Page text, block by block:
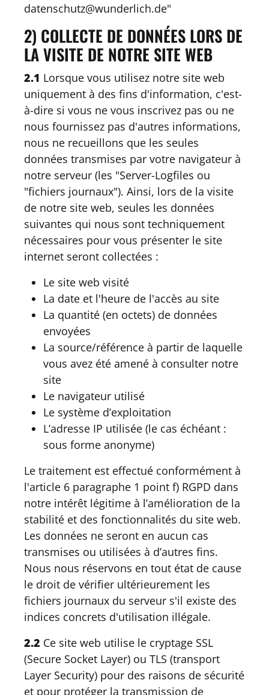
datenschutz@wunderlich.de"
2) COLLECTE DE DONNÉES LORS DE
LA VISITE DE NOTRE SITE WEB
2.1 Lorsque vous utilisez notre site web
uniquement à des fins d'information, c'est-
à-dire si vous ne vous inscrivez pas ou ne
nous fournissez pas d'autres informations,
nous ne recueillons que les seules
données transmises par votre navigateur à
notre serveur (les "Server-Logfiles ou
"fichiers journaux"). Ainsi, lors de la visite
de notre site web, seules les données
suivantes qui nous sont techniquement
nécessaires pour vous présenter le site
internet seront collectées :
Le site web visité
La date et l'heure de l'accès au site
La quantité (en octets) de données
envoyées
La source/référence à partir de laquelle
vous avez été amené à consulter notre
site
Le navigateur utilisé
Le système d’exploitation
L’adresse IP utilisée (le cas échéant :
sous forme anonyme)
Le traitement est effectué conformément à
l'article 6 paragraphe 1 point f) RGPD dans
notre intérêt légitime à l’amélioration de la
stabilité et des fonctionnalités du site web.
Les données ne seront en aucun cas
transmises ou utilisées à d’autres fins.
Nous nous réservons en tout état de cause
le droit de vérifier ultérieurement les
fichiers journaux du serveur s'il existe des
indices concrets d'utilisation illégale.
2.2 Ce site web utilise le cryptage SSL
(Secure Socket Layer) ou TLS (transport
Layer Security) pour des raisons de sécurité
et pour protéger la transmission de